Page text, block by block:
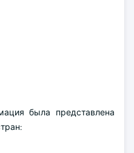
была представлена